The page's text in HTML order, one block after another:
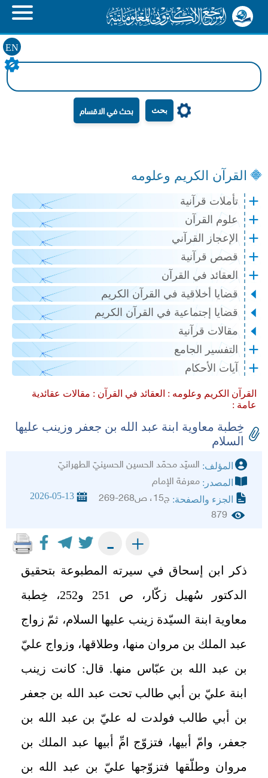
EN
بحث
القرآن الكريم وعلومه
تأملات قرآنية
علوم القرآن
الإعجاز القرآني
قصص قرآنية
العقائد في القرآن
قضايا أخلاقية في القرآن الكريم
قضايا إجتماعية في القرآن الكريم
مقالات قرآنية
التفسير الجامع
آيات الأحكام
القرآن الكريم وعلومه : العقائد في القرآن : مقالات عقائدية
عامة :
خِطبة معاوية ابنة عبد الله بن جعفر وزينب عليها
السلام‏
المؤلف: السيّد محمّد الحسين الحسينيّ الطهرانيّ‏
المصدر: معرفة الإمام
الجزء والصفحة: ج15، ص268-269 2026-05-13
879
+
-
ذكر ابن إسحاق في سيرته المطبوعة بتحقيق
الدكتور سُهيل زكّار، ص 251 و252، خِطبة
معاوية ابنة السيّدة زينب عليها السلام، ثمّ زواج
عبد الملك بن مروان منها، وطلاقها، وزواج عليّ
بن عبد الله بن عبّاس منها. قال: كانت زينب
ابنة عليّ بن أبي طالب تحت عبد الله بن جعفر
بن أبي طالب فولدت له عليّ بن عبد الله بن
جعفر، وامّ أبيها، فتزوّج امِّ أبيها عبد الملك بن
مروان وطلّقها فتزوّجها عليّ بن عبد الله بن